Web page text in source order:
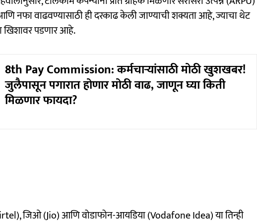
नफा वाढवण्यासाठी ही दरकाढ केली जाण्याची शक्यता आहे, ज्याचा थेट
खिशावर पडणार आहे.
8th Pay Commission: कर्मचाऱ्यांसाठी मोठी खुशखबर!
जुलैपासून पगारात होणार मोठी वाढ, जाणून घ्या किती
मिळणार फायदा?
जिओ (Jio) आणि वोडाफोन-आयडिया (Vodafone Idea) या तिन्ही